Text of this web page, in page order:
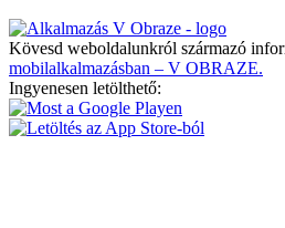
Kövesd weboldalunkról származó
mobilalkalmazásban – V OBRAZE.
Ingyenesen letölthető: